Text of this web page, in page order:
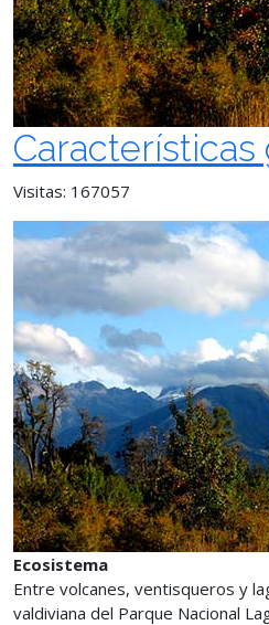
Visitas: 167057
Ecosistema
Entre volcanes, ventisqueros y
valdiviana del Parque Nacional